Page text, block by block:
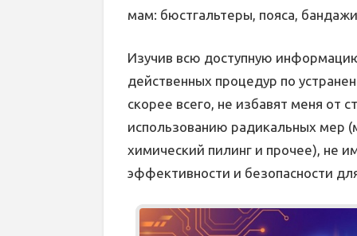
мам: бюстгальтеры, пояса,
Изучив всю доступную
действенных процедур по
скорее всего, не избавят меня от
использованию радикальных мер
химический пилинг и прочее), не
эффективности и безопасности